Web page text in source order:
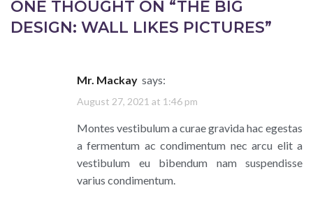
ONE THOUGHT ON “THE BIG
DESIGN: WALL LIKES PICTURES”
Mr. Mackay says:
August 27, 2021 at 1:46 pm
Montes vestibulum a curae gravida hac egestas
a fermentum ac condimentum nec arcu elit a
vestibulum eu bibendum nam suspendisse
varius condimentum.